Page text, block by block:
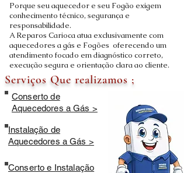
Porque seu aquecedor e seu Fogão exigem
conhecimento técnico, segurança e
responsabilidade.
A Reparos Carioca atua exclusivamente com
aquecedores a gás e Fogões oferecendo um
atendimento focado em diagnóstico correto,
execução segura e orientação clara ao cliente.
Serviços Que realizamos ;
Conserto de
Aquecedores a Gás >
Instalação de
Aquecedores a Gás >
Conserto e Instalação